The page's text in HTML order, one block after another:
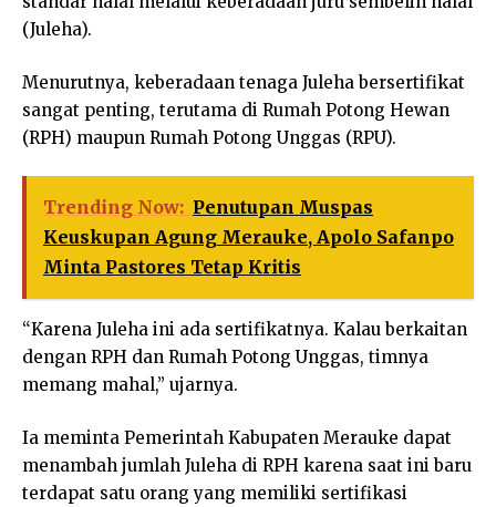
(Juleha).
Menurutnya, keberadaan tenaga Juleha bersertifikat
sangat penting, terutama di Rumah Potong Hewan
(RPH) maupun Rumah Potong Unggas (RPU).
Trending Now: Penutupan Muspas
Keuskupan Agung Merauke, Apolo Safanpo
Minta Pastores Tetap Kritis
“Karena Juleha ini ada sertifikatnya. Kalau berkaitan
dengan RPH dan Rumah Potong Unggas, timnya
memang mahal,” ujarnya.
Ia meminta Pemerintah Kabupaten Merauke dapat
menambah jumlah Juleha di RPH karena saat ini baru
terdapat satu orang yang memiliki sertifikasi